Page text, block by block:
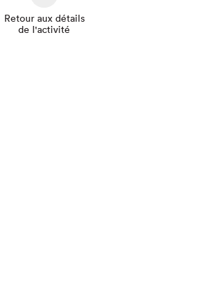
Retour aux détails
de l'activité